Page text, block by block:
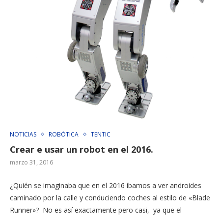
NOTICIAS ROBÓTICA TENTIC
Crear e usar un robot en el 2016.
marzo 31, 2016
¿Quién se imaginaba que en el 2016 íbamos a ver androides
caminado por la calle y conduciendo coches al estilo de «Blade
Runner»? No es así exactamente pero casi, ya que el